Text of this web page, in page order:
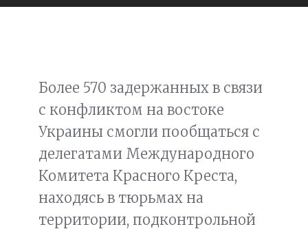
Более 570 задержанных в связи
с конфликтом на востоке
Украины смогли пообщаться с
делегатами Международного
Комитета Красного Креста,
находясь в тюрьмах на
территории, подконтрольной